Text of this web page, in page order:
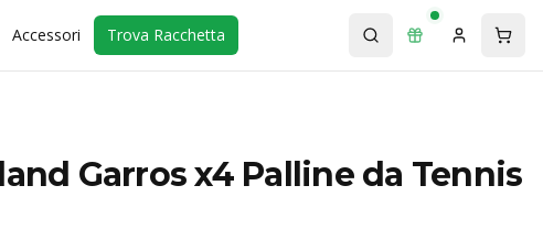
Accessori Trova Racchetta
Garros x4 Palline da Tennis